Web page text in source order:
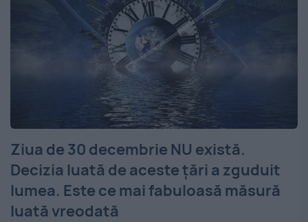
Ziua de 30 decembrie NU există.
Decizia luată de aceste ţări a zguduit
lumea. Este ce mai fabuloasă măsură
luată vreodată